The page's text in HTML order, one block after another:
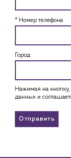
* Номер телефона
Город
Нажимая на кнопку,
данных и
Отправить